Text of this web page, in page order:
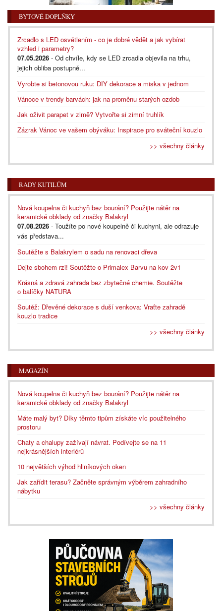
BYTOVÉ DOPLŇKY
Zrcadlo s LED osvětlením - co je dobré vědět a jak vybírat
vzhled i parametry?
07.05.2026 - Od chvíle, kdy se LED zrcadla objevila na trhu,
jejich obliba postupně...
Vyrobte si betonovou ruku: DIY dekorace a miska v jednom
Vánoce v trendy barvách: jak na proměnu starých ozdob
Jak oživit parapet v zimě? Vytvořte si zimní truhlík
Zázrak Vánoc ve vašem obýváku: Inspirace pro sváteční kouzlo
>> všechny články
RADY KUTILŮM
Nová koupelna či kuchyň bez bourání? Použijte nátěr na
keramické obklady od značky Balakryl
07.08.2026 - Toužíte po nové koupelně či kuchyni, ale odrazuje
vás představa...
Soutěžte s Balakrylem o sadu na renovaci dřeva
Dejte sbohem rzi! Soutěžte o Primalex Barvu na kov 2v1
Krásná a zdravá zahrada bez zbytečné chemie. Soutěžte
o balíčky NATURA
Soutěž: Dřevěné dekorace s duší venkova: Vraťte zahradě
kouzlo tradice
>> všechny články
MAGAZÍN
Nová koupelna či kuchyň bez bourání? Použijte nátěr na
keramické obklady od značky Balakryl
Máte malý byt? Díky těmto tipům získáte víc použitelného
prostoru
Chaty a chalupy zažívají návrat. Podívejte se na 11
nejkrásnějších interiérů
10 největších výhod hliníkových oken
Jak zařídit terasu? Začněte správným výběrem zahradního
nábytku
>> všechny články